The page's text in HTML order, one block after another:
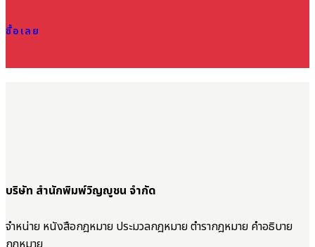
ซื้อเลย
บริษัท สำนักพิมพ์วิญญูชน จำกัด
จำหน่าย หนังสือกฎหมาย ประมวลกฎหมาย ตำรากฎหมาย คำอธิบาย